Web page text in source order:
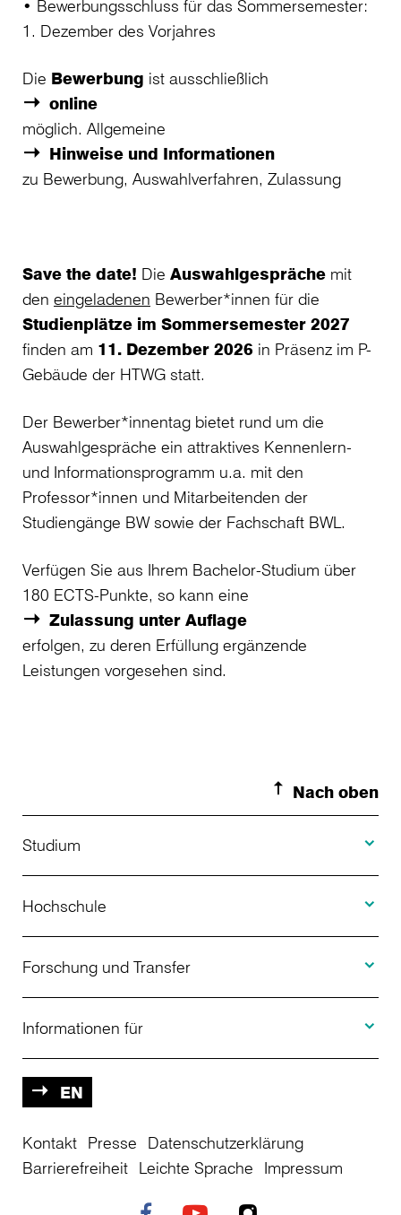
• Bewerbungsschluss für das Sommersemester:
1. Dezember des Vorjahres
Die Bewerbung ist ausschließlich
online
möglich. Allgemeine
Hinweise und Informationen
zu Bewerbung, Auswahlverfahren, Zulassung
Save the date! Die Auswahlgespräche mit
den eingeladenen Bewerber*innen für die
Studienplätze im Sommersemester 2027
finden am 11. Dezember 2026 in Präsenz im P-
Gebäude der HTWG statt.
Der Bewerber*innentag bietet rund um die
Auswahlgespräche ein attraktives Kennenlern-
und Informationsprogramm u.a. mit den
Professor*innen und Mitarbeitenden der
Studiengänge BW sowie der Fachschaft BWL.
Verfügen Sie aus Ihrem Bachelor-Studium über
180 ECTS-Punkte, so kann eine
Zulassung unter Auflage
erfolgen, zu deren Erfüllung ergänzende
Leistungen vorgesehen sind.
Nach oben
Studium
Studienangebot
Bewerbung
Studienberatung
Weiterbildung
Studienkolleg
Hochschule
Über uns
Aktuelles
Veranstaltungen
Einrichtungen
Stellenangebote
Forschung und Transfer
Projekte
Informationen für
Studieninteressierte
Studierende
EN
Kontakt Presse
Datenschutzerklärung
Barrierefreiheit Leichte Sprache Impressum